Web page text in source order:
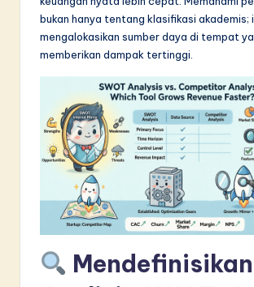
&
S
o
w
bukan hanya tentang klasifikasi akademis;
mengalokasikan sumber daya di tempat
memberikan dampak tertinggi.
Mendefinisikan